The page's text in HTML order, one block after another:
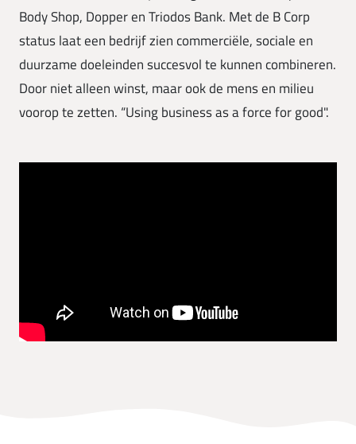
Body Shop, Dopper en Triodos Bank. Met de B Corp
status laat een bedrijf zien commerciële, sociale en
duurzame doeleinden succesvol te kunnen combineren.
Door niet alleen winst, maar ook de mens en milieu
voorop te zetten. “Using business as a force for good".